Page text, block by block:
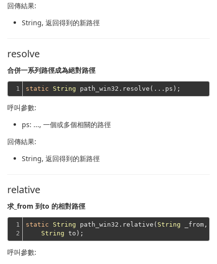
回傳結果:
String, 返回得到的新路徑
resolve
合併一系列路徑成為絕對路徑
1 static String
呼叫參數:
ps: ..., 一個或多個相關的路徑
回傳結果:
String, 返回得到的新路徑
relative
求_from 到to 的相對路徑
1
2
static String path_win32.relative( String _from,
String
呼叫參數: